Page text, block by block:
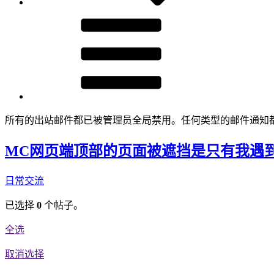
所有的出站邮件都已被管理员全局禁用。任何类型的邮件通知
MC网页端顶部的页面被遮挡是只有我遇
日常交流
已选择 0 个帖子。
全选
取消选择